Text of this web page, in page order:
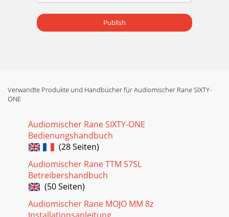
Publish
Verwandte Produkte und Handbücher für Audiomischer Rane SIXTY-
ONE
Audiomischer Rane SIXTY-ONE
Bedienungshandbuch
(28 Seiten)
Audiomischer Rane TTM 57SL
Betreibershandbuch
(50 Seiten)
Audiomischer Rane MOJO MM 8z